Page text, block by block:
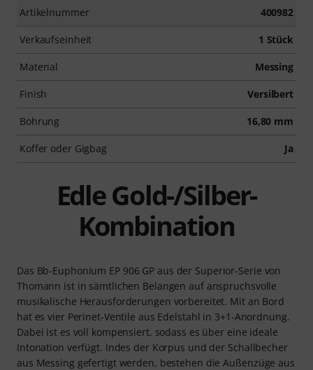
Artikelnummer 400982
Verkaufseinheit 1 Stück
Material Messing
Finish Versilbert
Bohrung 16,80 mm
Koffer oder Gigbag Ja
Edle Gold-/Silber-
Kombination
Das Bb-Euphonium EP 906 GP aus der Superior-Serie von
Thomann ist in sämtlichen Belangen auf anspruchsvolle
musikalische Herausforderungen vorbereitet. Mit an Bord
hat es vier Perinet-Ventile aus Edelstahl in 3+1-Anordnung.
Dabei ist es voll kompensiert, sodass es über eine ideale
Intonation verfügt. Indes der Korpus und der Schallbecher
aus Messing gefertigt werden, bestehen die Außenzüge aus